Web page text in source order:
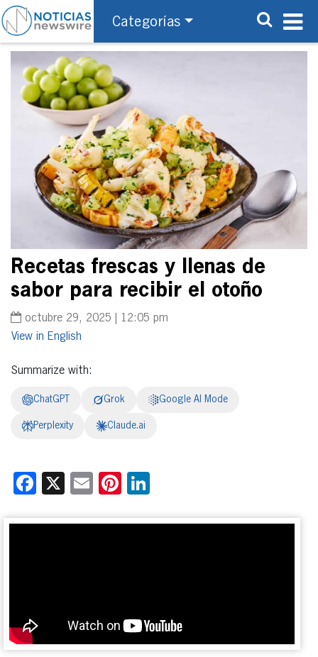
Categorías
Recetas frescas y llenas de
sabor para recibir el otoño
octubre 29, 2025 | 12:05 pm
English
Summarize with:
ChatGPT Grok Google AI Mode
Perplexity Claude.ai
Facebook
X EmailPinterest